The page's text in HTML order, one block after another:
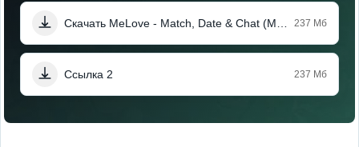
237 Мб
Ссылка 2 237 Мб